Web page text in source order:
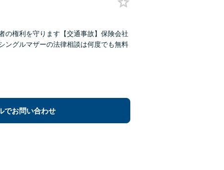
の権利を守ります【交通事故】保険会社
ングルマザーの法律相談は何度でも無料
でお問い合わせ